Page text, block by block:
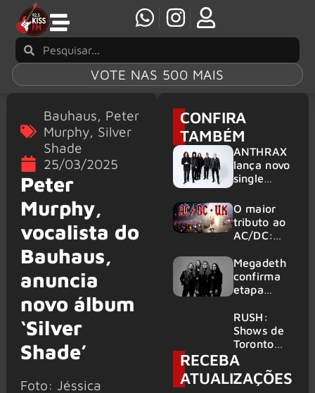
VOTE NAS 500 MAIS
Bauhaus, Peter
Murphy, Silver
Shade
25/03/2025
Peter
Murphy,
vocalista do
Bauhaus,
anuncia
novo álbum
‘Silver
Shade’
Foto: Jéssica
CONFIRA
TAMBÉM
ANTHRAX
lança novo
single
’s Got A
Plan’
O maior
tributo ao
AC/DC:
traz ao
Brasil um
repertório
atravessa
gerações
Megadeth
confirma
etapa
da turnê
de
despedida
para 2027
RUSH:
Shows de
Toronto
serão
filmados
para
RECEBA
ATUALIZAÇÕES